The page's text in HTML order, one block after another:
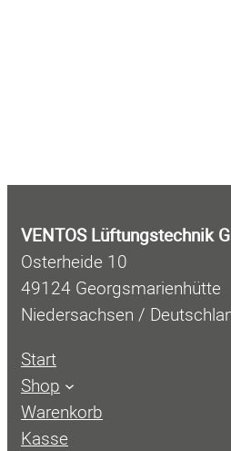
VENTOS Lüftungstechnik
Osterheide 10
49124 Georgsmarienhütte
Niedersachsen /
Start
Shop
Warenkorb
Kasse